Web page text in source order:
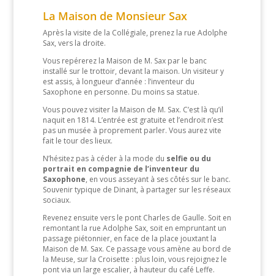
La Maison de Monsieur Sax
Après la visite de la Collégiale, prenez la rue Adolphe
Sax, vers la droite.
Vous repérerez la Maison de M. Sax par le banc
installé sur le trottoir, devant la maison. Un visiteur y
est assis, à longueur d’année : l’inventeur du
Saxophone en personne. Du moins sa statue.
Vous pouvez visiter la Maison de M. Sax. C’est là qu’il
naquit en 1814. L’entrée est gratuite et l’endroit n’est
pas un musée à proprement parler. Vous aurez vite
fait le tour des lieux.
N’hésitez pas à céder à la mode du selfie ou du
portrait en compagnie de l’inventeur du
Saxophone, en vous asseyant à ses côtés sur le banc.
Souvenir typique de Dinant, à partager sur les réseaux
sociaux.
Revenez ensuite vers le pont Charles de Gaulle. Soit en
remontant la rue Adolphe Sax, soit en empruntant un
passage piétonnier, en face de la place jouxtant la
Maison de M. Sax. Ce passage vous amène au bord de
la Meuse, sur la Croisette : plus loin, vous rejoignez le
pont via un large escalier, à hauteur du café Leffe.